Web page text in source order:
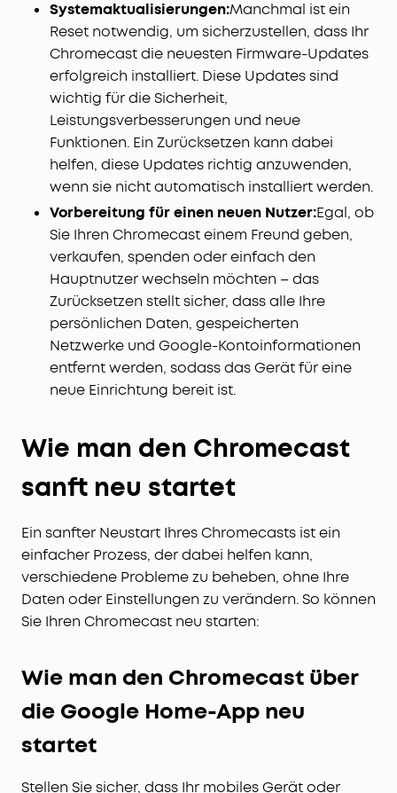
Systemaktualisierungen:Manchmal ist ein
Reset notwendig, um sicherzustellen, dass Ihr
Chromecast die neuesten Firmware-Updates
erfolgreich installiert. Diese Updates sind
wichtig für die Sicherheit,
Leistungsverbesserungen und neue
Funktionen. Ein Zurücksetzen kann dabei
helfen, diese Updates richtig anzuwenden,
wenn sie nicht automatisch installiert werden.
Vorbereitung für einen neuen Nutzer:Egal, ob
Sie Ihren Chromecast einem Freund geben,
verkaufen, spenden oder einfach den
Hauptnutzer wechseln möchten – das
Zurücksetzen stellt sicher, dass alle Ihre
persönlichen Daten, gespeicherten
Netzwerke und Google-Kontoinformationen
entfernt werden, sodass das Gerät für eine
neue Einrichtung bereit ist.
Wie man den Chromecast
sanft neu startet
Ein sanfter Neustart Ihres Chromecasts ist ein
einfacher Prozess, der dabei helfen kann,
verschiedene Probleme zu beheben, ohne Ihre
Daten oder Einstellungen zu verändern. So können
Sie Ihren Chromecast neu starten:
Wie man den Chromecast über
die Google Home-App neu
startet
Stellen Sie sicher, dass Ihr mobiles Gerät oder